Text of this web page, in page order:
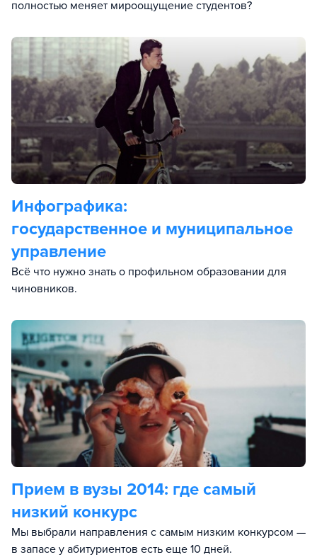
полностью меняет мироощущение студентов?
Инфографика:
государственное и муниципальное
управление
Всё что нужно знать о профильном образовании для
чиновников.
Прием в вузы 2014: где самый
низкий конкурс
Мы выбрали направления с самым низким конкурсом —
в запасе у абитуриентов есть еще 10 дней.